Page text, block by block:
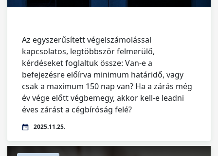
Az egyszerűsített végelszámolással
kapcsolatos, legtöbbször felmerülő,
kérdéseket foglaltuk össze: Van-e a
befejezésre előírva minimum határidő, vagy
csak a maximum 150 nap van? Ha a zárás még
év vége előtt végbemegy, akkor kell-e leadni
éves zárást a cégbíróság felé?
2025.11.25.